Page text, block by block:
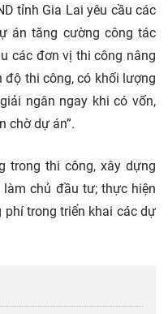
tỉnh Gia Lai yêu cầu các
án tăng cường công tác
các đơn vị thi công nâng
độ thi công, có khối lượng
ngân ngay khi có vốn,
chờ dự án”.
trong thi công, xây dựng
chủ đầu tư; thực hiện
trong triển khai các dự